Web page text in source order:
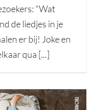
"Wat
de liedjes in je
er bij! Joke en
qua [...]